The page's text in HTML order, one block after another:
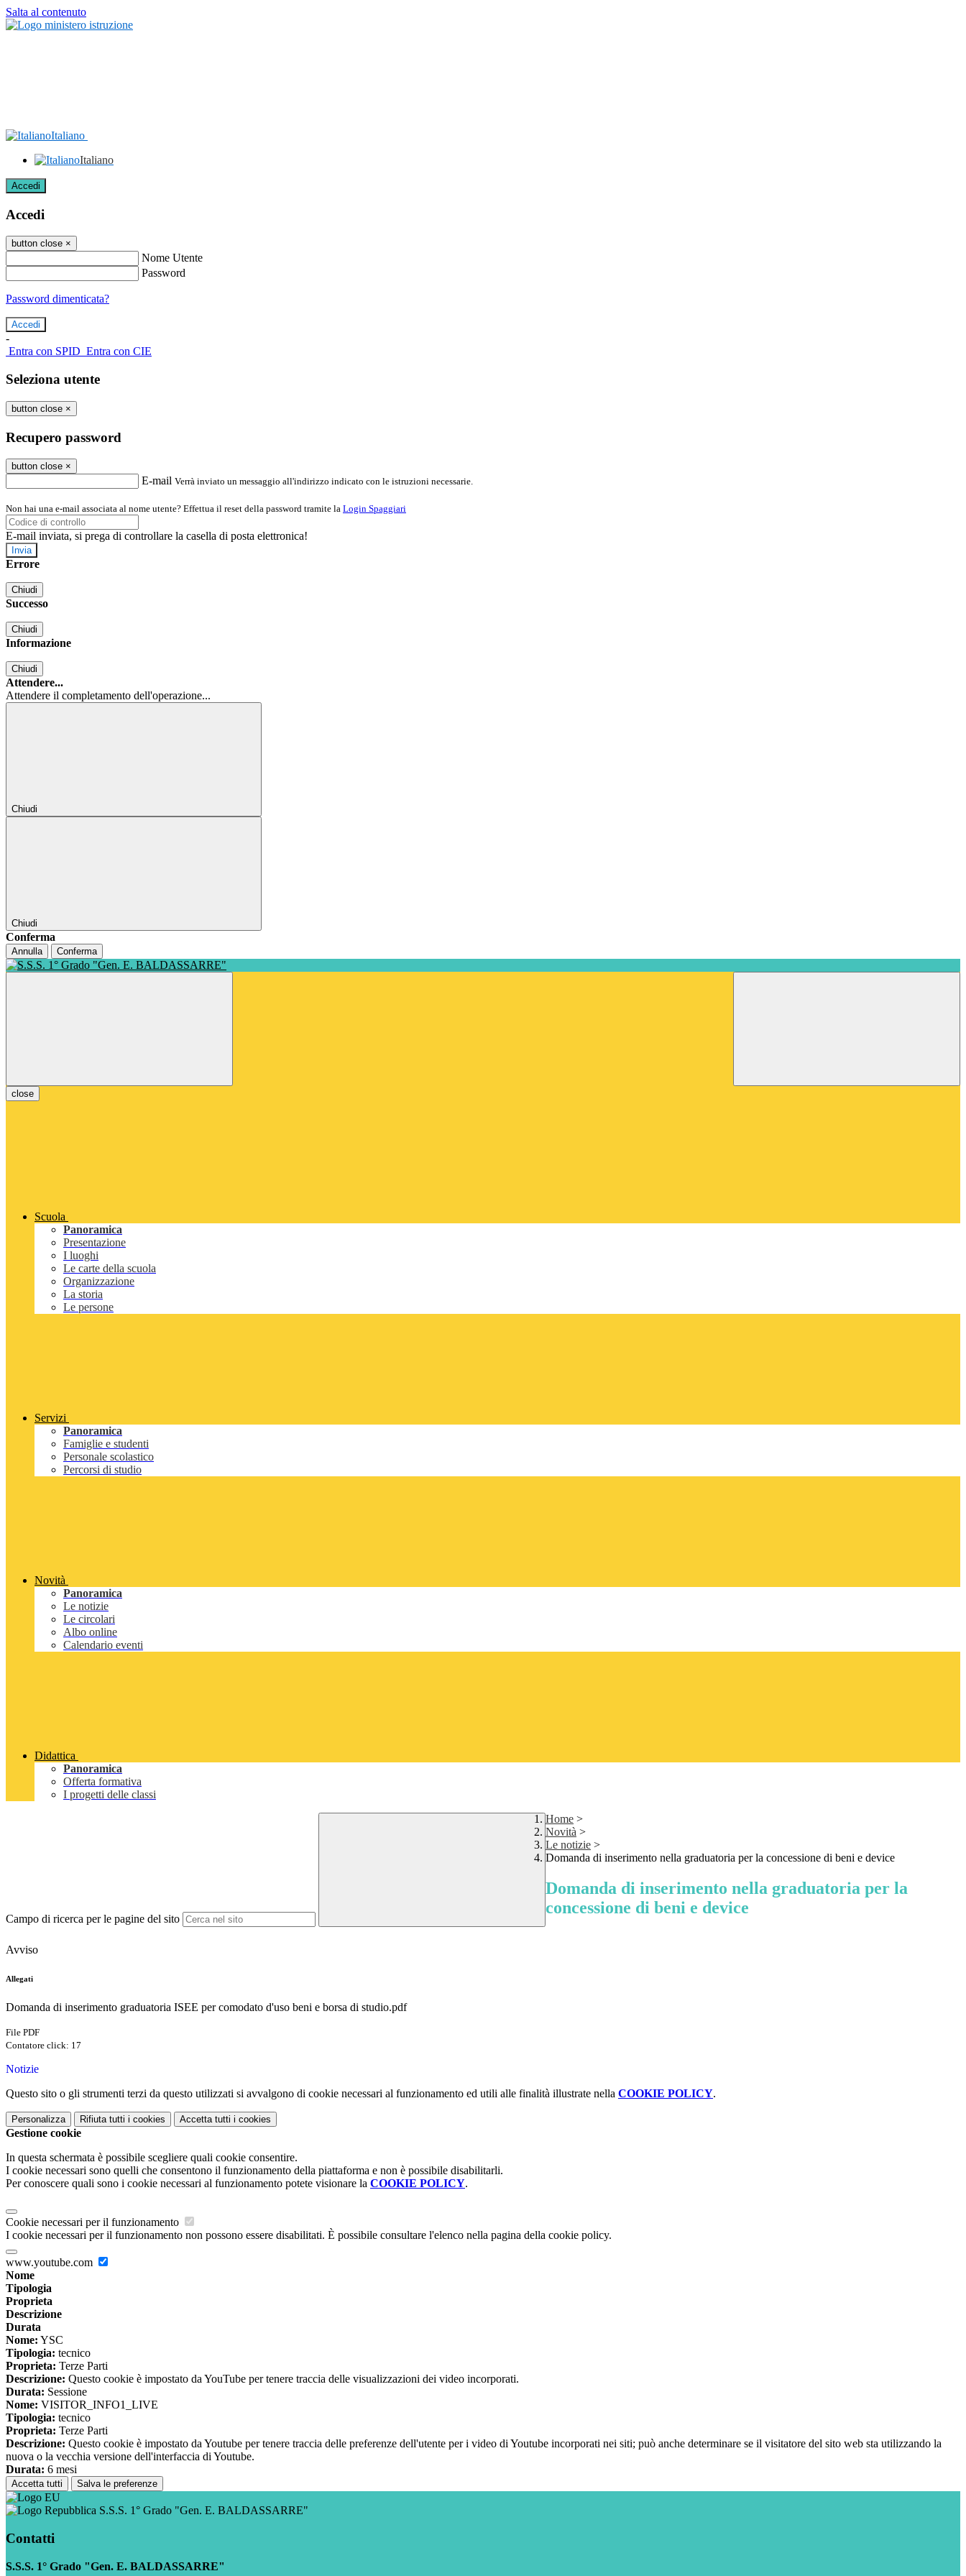
Salta al contenuto
Italiano
Italiano
Accedi
Accedi
button close ×
Nome Utente
Password
Password dimenticata?
-
Entra con SPID Entra con CIE
Seleziona utente
button close ×
Recupero password
button close ×
E-mail Verrà inviato un messaggio all'indirizzo indicato con le istruzioni necessarie.
Non hai una e-mail associata al nome utente? Effettua il reset della password tramite la Login Spaggiari
E-mail inviata, si prega di controllare la casella di posta elettronica!
Errore
Chiudi
Successo
Chiudi
Informazione
Chiudi
Attendere...
Attendere il completamento dell'operazione...
Chiudi
Chiudi
Conferma
Annulla Conferma
close
Scuola
Panoramica
Presentazione
I luoghi
Le carte della scuola
Organizzazione
La storia
Le persone
Servizi
Panoramica
Famiglie e studenti
Personale scolastico
Percorsi di studio
Novità
Panoramica
Le notizie
Le circolari
Albo online
Calendario eventi
Didattica
Panoramica
Offerta formativa
I progetti delle classi
Campo di ricerca per le pagine del sito
Home >
Novità >
Le notizie >
Domanda di inserimento nella graduatoria per la concessione di beni e device
Domanda di inserimento nella graduatoria per la
concessione di beni e device
Avviso
Allegati
Domanda di inserimento graduatoria ISEE per comodato d'uso beni e borsa di studio.pdf
File PDF
Contatore click: 17
Notizie
Questo sito o gli strumenti terzi da questo utilizzati si avvalgono di cookie necessari al funzionamento ed utili alle finalità illustrate nella COOKIE POLICY.
Personalizza Rifiuta tutti i cookies Accetta tutti i cookies
Gestione cookie
In questa schermata è possibile scegliere quali cookie consentire.
I cookie necessari sono quelli che consentono il funzionamento della piattaforma e non è possibile disabilitarli.
Per conoscere quali sono i cookie necessari al funzionamento potete visionare la COOKIE POLICY.
Cookie necessari per il funzionamento
I cookie necessari per il funzionamento non possono essere disabilitati. È possibile consultare l'elenco nella pagina della cookie policy.
www.youtube.com
Nome
Tipologia
Proprieta
Descrizione
Durata
Nome: YSC
Tipologia: tecnico
Proprieta: Terze Parti
Descrizione: Questo cookie è impostato da YouTube per tenere traccia delle visualizzazioni dei video incorporati.
Durata: Sessione
Nome: VISITOR_INFO1_LIVE
Tipologia: tecnico
Proprieta: Terze Parti
Descrizione: Questo cookie è impostato da Youtube per tenere traccia delle preferenze dell'utente per i video di Youtube incorporati nei siti; può anche determinare se il visitatore del sito web sta utilizzando la
nuova o la vecchia versione dell'interfaccia di Youtube.
Durata: 6 mesi
Accetta tutti Salva le preferenze
S.S.S. 1° Grado "Gen. E. BALDASSARRE"
Contatti
S.S.S. 1° Grado "Gen. E. BALDASSARRE"